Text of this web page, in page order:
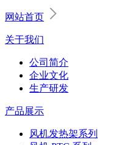
网站首页
关于我们
公司简介
企业文化
生产研发
产品展示
风机发热架系列